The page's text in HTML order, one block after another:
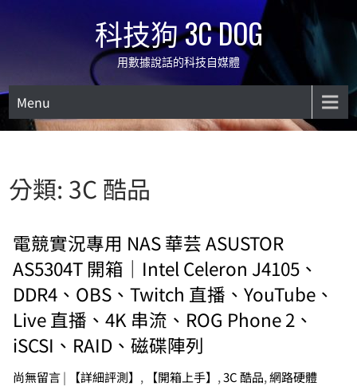
科技狗 3C DOG
用數據說話的科技自媒體
Menu
分類: 3C 酷品
電競實況專用 NAS 華芸 ASUSTOR
AS5304T 開箱｜Intel Celeron J4105、
DDR4、OBS、Twitch 直播、YouTube、
Live 直播、4K 串流、ROG Phone 2、
iSCSI、RAID、磁碟陣列
尚無留言| 【詳細評測】 , 【開箱上手】 ,3C 酷品,網路硬體